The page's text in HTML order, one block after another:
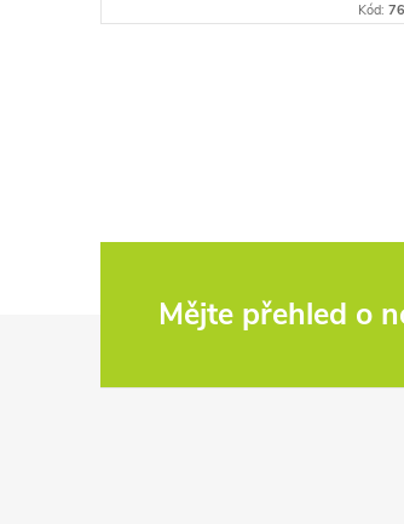
Kód:
Mějte přehled o